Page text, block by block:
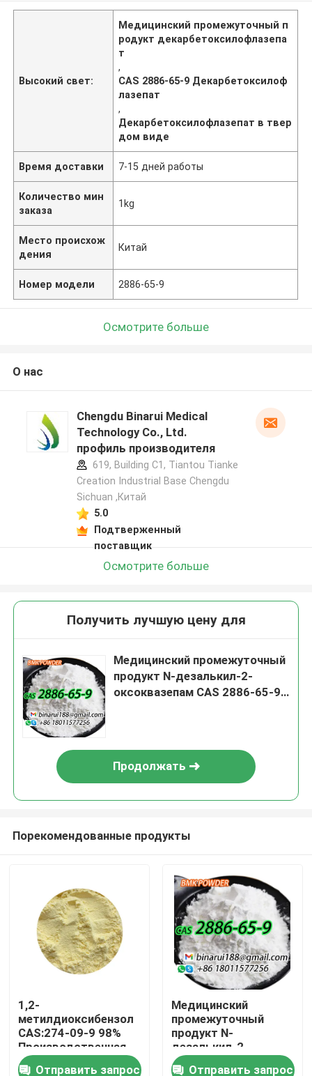
Продукты
Видеозаписи
Высокий свет:
Медицинский промежуточный п
родукт декарбетоксилофлазепа
т
,
CAS 2886-65-9 Декарбетоксилоф
лазепат
,
Декарбетоксилофлазепат в твер
дом виде
Время доставки 7-15 дней работы
Количество мин
заказа
1kg
Место происхож
дения
Китай
Номер модели 2886-65-9
Осмотрите больше
О нас
Chengdu Binarui Medical
Technology Co., Ltd.
профиль производителя
619, Building C1, Tiantou Tianke
Creation Industrial Base Chengdu
Sichuan ,Китай
5.0
Подтверженный
поставщик
Осмотрите больше
Получить лучшую цену для
Медицинский промежуточный
продукт N-дезалькил-2-
оксоквазепам CAS 2886-65-9
Продолжать
Порекомендованные продукты
1,2-
метилдиоксибензол
CAS:274-09-9 98%
Производственная
прямая
Отправить запрос
Медицинский
промежуточный
продукт N-
дезалькил-2-
оксоквазепам CAS
Отправить запрос